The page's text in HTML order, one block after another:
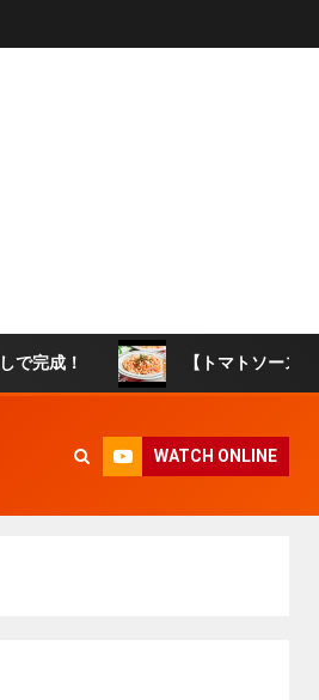
【トマトソースリゾット】
WATCH ONLINE